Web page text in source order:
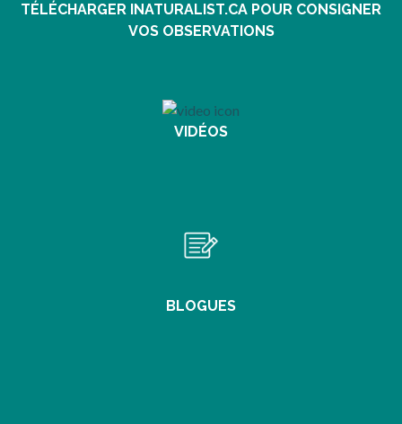
TÉLÉCHARGER INATURALIST.CA POUR CONSIGNER
VOS OBSERVATIONS
VIDÉOS
BLOGUES